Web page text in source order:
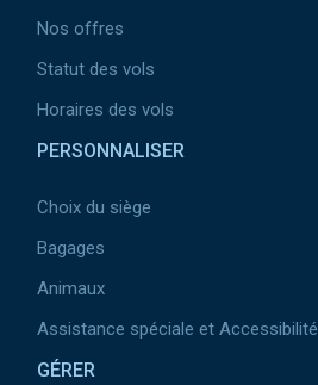
Nos offres
Statut des vols
Horaires des vols
PERSONNALISER
Choix du siège
Bagages
Animaux
Assistance spéciale et Accessibilité
GÉRER